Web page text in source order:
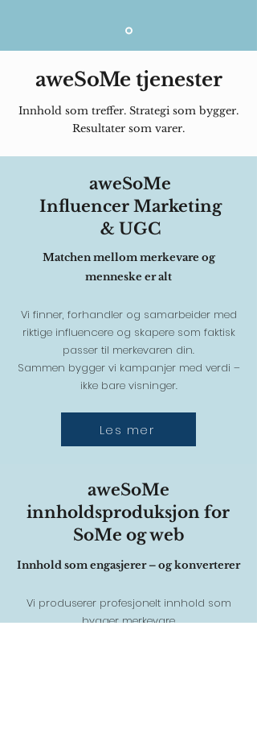
aweSoMe tjenester
Innhold som treffer. Strategi som bygger.
Resultater som varer.
aweSoMe
Influencer Marketing
& UGC
Matchen mellom merkevare og
menneske er alt
Vi finner, forhandler og samarbeider med
riktige influencere og skapere som faktisk
passer til merkevaren din.
Sammen bygger vi kampanjer med verdi –
ikke bare visninger.
Les mer
aweSoMe
innholdsproduksjon for
SoMe og web
Innhold som engasjerer – og konverterer
Vi produserer profesjonelt innhold som
bygger merkevare